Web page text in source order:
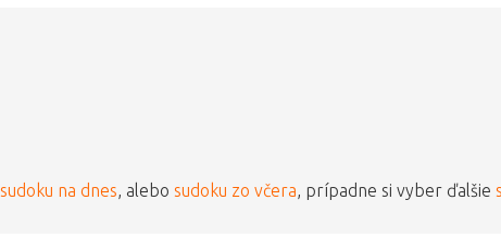
sudoku na dnes , alebo sudoku zo včera , prípadne si vyber ďalšie